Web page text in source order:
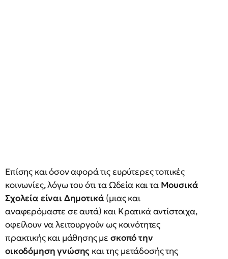
Επίσης και όσον αφορά τις ευρύτερες τοπικές
κοινωνίες, λόγω του ότι τα Ωδεία και τα Μουσικά
Σχολεία είναι Δημοτικά (μιας και
αναφερόμαστε σε αυτά) και Κρατικά αντίστοιχα,
οφείλουν να λειτουργούν ως κοινότητες
πρακτικής και μάθησης με σκοπό την
οικοδόμηση γνώσης και της μετάδοσής της